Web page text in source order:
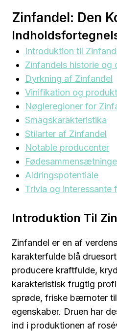
Zinfandel: Den
Introduktion til
Zinfandels historie og
Dyrkning af Zinfandel
Vinifikation og
Nøgleregioner for
Smagskarakteristika
Stilarter af Zinfandel
Notable producenter
Aldringspotentiale
Trivia og interessante
Introduktion Til
Zinfandel er en af
karakterfulde blå
producere kraftfulde,
karakteristisk frugtig
sprøde, friske bærnoter
egenskaber. Druen har
ind i produktionen af